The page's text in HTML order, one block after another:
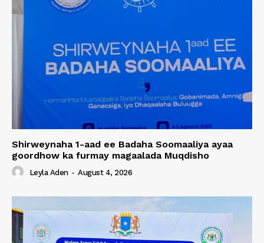
Shirweynaha 1-aad ee Badaha Soomaaliya ayaa
goordhow ka furmay magaalada Muqdisho
Leyla Aden - August 4, 2026